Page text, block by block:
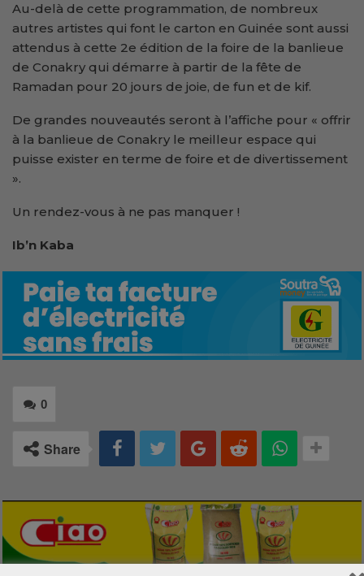
Au-delà de cette programmation, de nombreux
autres artistes qui font le carton en Guinée sont aussi
attendus à cette 2e édition de la foire de la banlieue
de Conakry qui démarre à partir de la fête de
Ramadan pour 20 jours de joie, de fun et de kif.
De grandes nouveautés seront à l’affiche pour « offrir
à la banlieue de Conakry le meilleur espace qui
puisse exister en terme de foire et de divertissement
».
Un rendez-vous à ne pas manquer !
Ib’n Kaba
0
Share